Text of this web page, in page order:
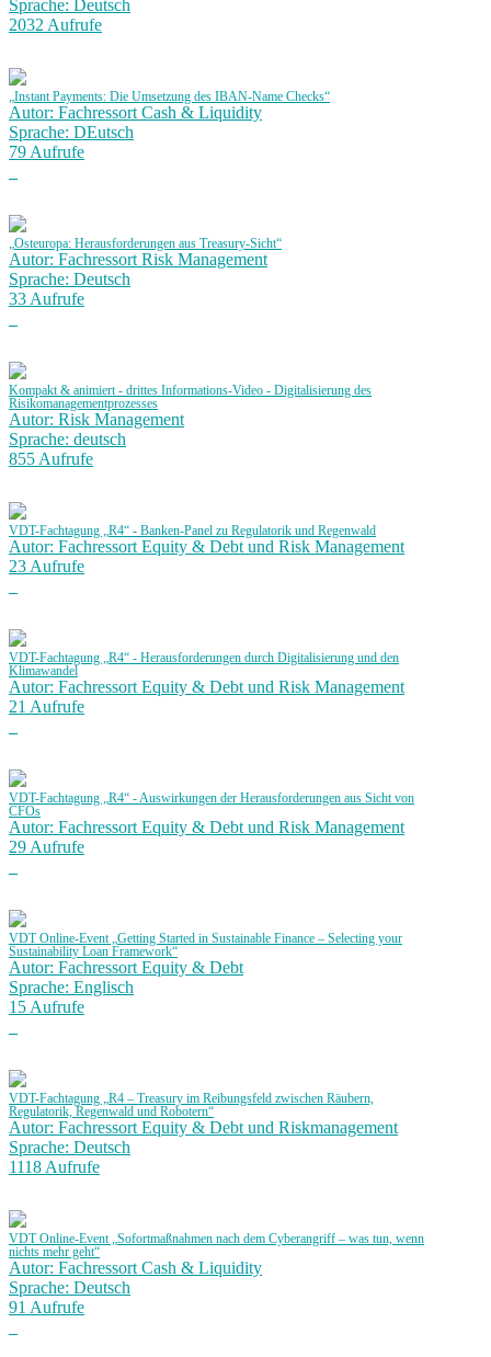
Sprache: Deutsch
2032 Aufrufe
„Instant Payments: Die Umsetzung des IBAN-Name Checks“
Autor: Fachressort Cash & Liquidity
Sprache: DEutsch
79 Aufrufe
„Osteuropa: Herausforderungen aus Treasury-Sicht“
Autor: Fachressort Risk Management
Sprache: Deutsch
33 Aufrufe
Kompakt & animiert - drittes Informations-Video - Digitalisierung des
Risikomanagementprozesses
Autor: Risk Management
Sprache: deutsch
855 Aufrufe
VDT-Fachtagung „R4“ - Banken-Panel zu Regulatorik und Regenwald
Autor: Fachressort Equity & Debt und Risk Management
23 Aufrufe
VDT-Fachtagung „R4“ - Herausforderungen durch Digitalisierung und den
Klimawandel
Autor: Fachressort Equity & Debt und Risk Management
21 Aufrufe
VDT-Fachtagung „R4“ - Auswirkungen der Herausforderungen aus Sicht von
CFOs
Autor: Fachressort Equity & Debt und Risk Management
29 Aufrufe
VDT Online-Event „Getting Started in Sustainable Finance – Selecting your
Sustainability Loan Framework“
Autor: Fachressort Equity & Debt
Sprache: Englisch
15 Aufrufe
VDT-Fachtagung „R4 – Treasury im Reibungsfeld zwischen Räubern,
Regulatorik, Regenwald und Robotern“
Autor: Fachressort Equity & Debt und Riskmanagement
Sprache: Deutsch
1118 Aufrufe
VDT Online-Event „Sofortmaßnahmen nach dem Cyberangriff – was tun, wenn
nichts mehr geht“
Autor: Fachressort Cash & Liquidity
Sprache: Deutsch
91 Aufrufe